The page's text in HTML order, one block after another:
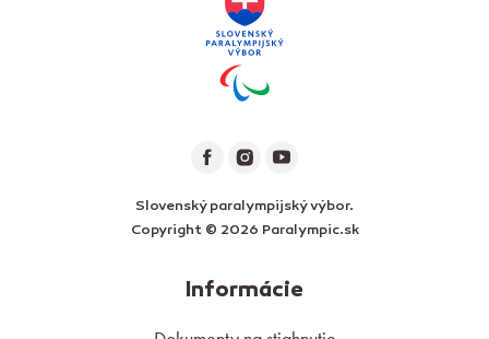
Slovenský paralympijský výbor.
Copyright © 2026 Paralympic.sk
Informácie